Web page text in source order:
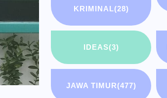
KRIMINAL(28)
IDEAS(3)
JAWA TIMUR(477)